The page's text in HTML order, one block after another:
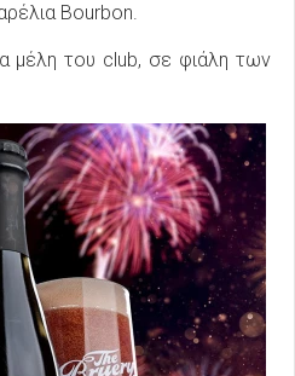
Bourbon.
μέλη του club, σε φιάλη των